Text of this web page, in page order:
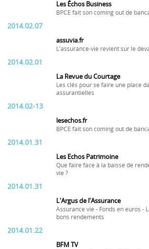
Les Échos Business
BPCE fait son coming out de
2014.02.07
assuvia.fr
L'assurance-vie revient sur le
2014.02.01
La Revue du Courtage
Les clés pour se faire une place
assurantielles
2014.02-13
lesechos.fr
BPCE fait son coming out de
2014.01.31
Les Echos Patrimoine
Que faire face à la baisse de
vie ?
2014.01.31
L'Argus de l'Assurance
Assurance vie - Fonds en euros -
bons rendements
2014.01.22
BFM TV